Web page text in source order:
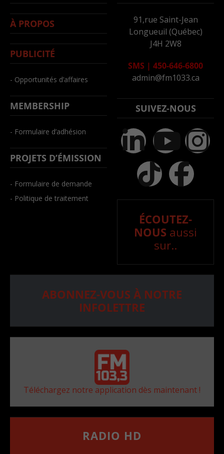
À PROPOS
PUBLICITÉ
- Opportunités d’affaires
MEMBERSHIP
- Formulaire d’adhésion
PROJETS D’ÉMISSION
- Formulaire de demande
- Politique de traitement
91,rue Saint-Jean
Longueuil (Québec)
J4H 2W8
SMS | 450-646-6800
admin@fm1033.ca
SUIVEZ-NOUS
ÉCOUTEZ-
NOUS aussi
sur..
ABONNEZ-VOUS À NOTRE
INFOLETTRE
Téléchargez notre application dès maintenant !
RADIO HD